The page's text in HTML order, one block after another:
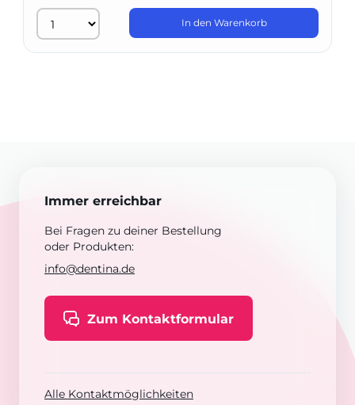
In den Warenkorb
Immer erreichbar
Bei Fragen zu deiner Bestellung
oder Produkten:
info@dentina.de
Zum Kontaktformular
Alle Kontaktmöglichkeiten